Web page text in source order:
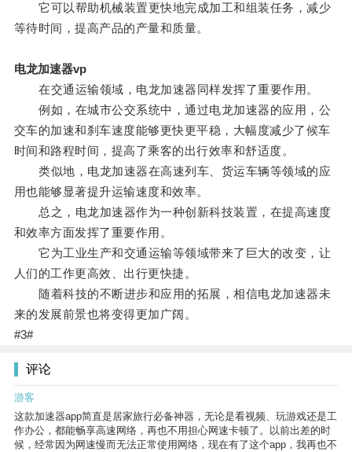
它可以帮助机械装置更快地完成加工和组装任务，减少
等待时间，提高产品的产量和质量。
电龙加速器vp
在交通运输领域，电龙加速器同样发挥了重要作用。
例如，在城市公交系统中，通过电龙加速器的应用，公
交车的加速和刹车速度能够更快更平稳，大幅度减少了候车
时间和路程时间，提高了乘客的出行效率和舒适度。
类似地，电龙加速器在高速列车、货运车辆等领域的应
用也能够显著提升运输速度和效率。
总之，电龙加速器作为一种创新科技装置，在提高速度
和效率方面发挥了重要作用。
它为工业生产和交通运输等领域带来了巨大的改变，让
人们的工作更高效、出行更快捷。
随着科技的不断进步和应用的拓展，相信电龙加速器未
来的发展前景也将变得更加广阔。
#3#
评论
游客
这款加速器app简直是居家旅行必备神器，无论是看视频、玩游戏还是工
作办公，都能畅享高速网络，再也不用担心网速卡顿了。以前出差的时
候，经常因为网速慢而无法正常使用网络，现在有了这个app，我再也不